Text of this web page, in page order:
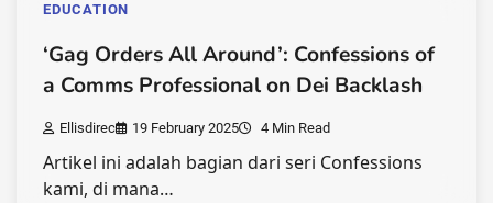
EDUCATION
‘Gag Orders All Around’: Confessions of
a Comms Professional on Dei Backlash
Ellisdirec 19 February 2025 4 Min Read
Artikel ini adalah bagian dari seri Confessions
kami, di mana…